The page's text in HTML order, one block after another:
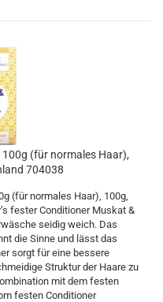
(für normales Haar),
704038
(für normales Haar), 100g,
fester Conditioner Muskat &
seidig weich. Das
die Sinne und lässt das
sorgt für eine bessere
Struktur der Haare zu
mit dem festen
festen Conditioner